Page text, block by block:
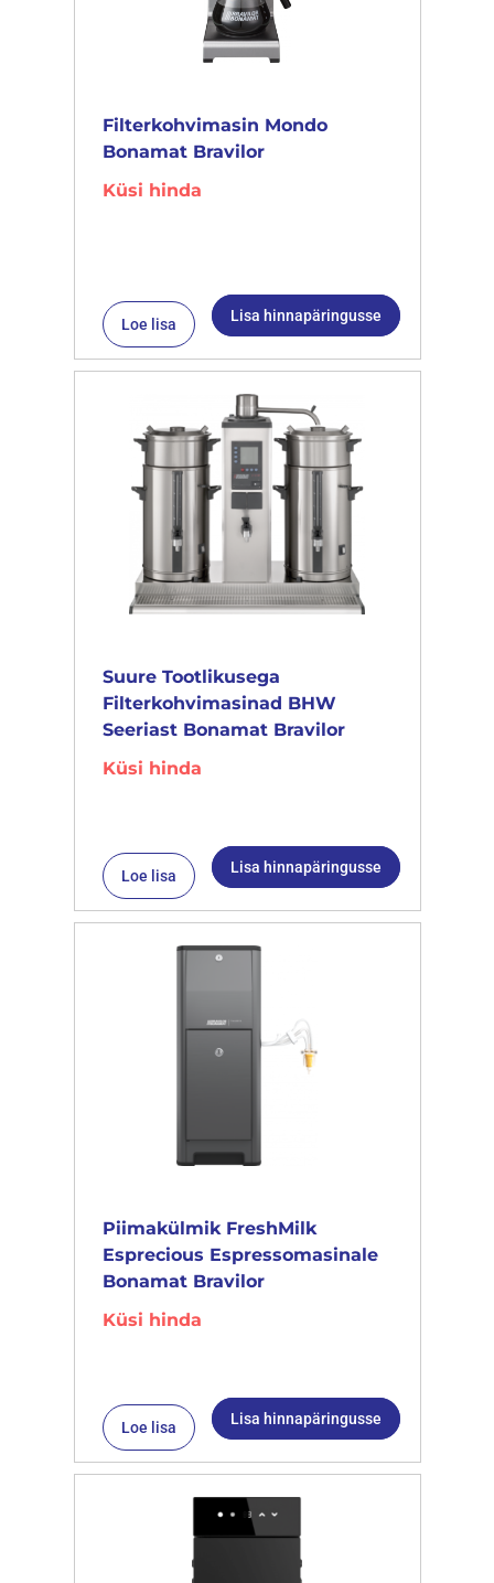
Filterkohvimasin Mondo
Bonamat Bravilor
Küsi hinda
Loe lisa Lisa hinnapäringusse
Suure Tootlikusega
Filterkohvimasinad BHW
Seeriast Bonamat Bravilor
Küsi hinda
Loe lisa Lisa hinnapäringusse
Piimakülmik FreshMilk
Esprecious Espressomasinale
Bonamat Bravilor
Küsi hinda
Loe lisa Lisa hinnapäringusse